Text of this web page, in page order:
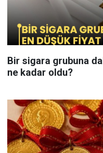
Bir sigara grubuna
ne kadar oldu?